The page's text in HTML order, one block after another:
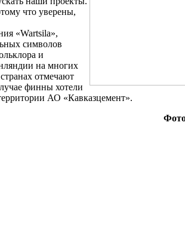
что уверены,
«Wartsila»,
символов
и
на многих
отмечают
финны хотели
АО «Кавказцемент».